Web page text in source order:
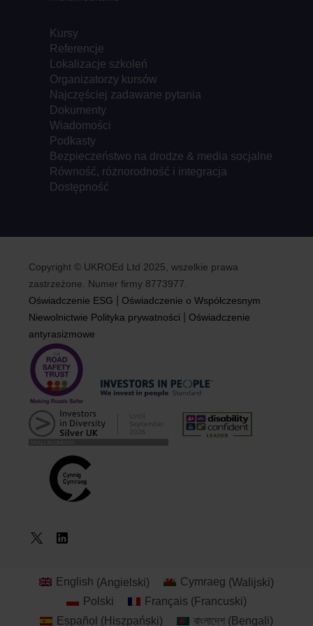
Kursy
Referencje
Lokalizacje szkoleń
Organizatorzy kursów
Najczęściej zadawane pytania
Dokumenty
Wiadomości
Podkasty
Bezpieczeństwo na drodze & media socjalne
Równość, różnorodność i integracja
Dostępność
Copyright © UKROEd Ltd 2025, wszelkie prawa
zastrzeżone. Numer firmy 8773977.
Oświadczenie ESG
Oświadczenie o Współczesnym
Niewolnictwie Polityka prywatności
Oświadczenie
antyrasizmowe
English (Angielski) Cymraeg (Walijski)
Polski
Français (Francuski)
Español (Hiszpański) বাংলাদেশ (Bengali)
Rejestracja na
kurs